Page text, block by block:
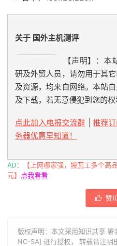
关于 国外主机测评
【声明】：
研及外贸人员，请勿用于其
及资源，均来自网络。本站
及下载，若无意侵犯到您的权
点此加入电报交流群
推荐
务器优惠早知道！
AD：
【上网哪家强，搬瓦工多个
元】
点我看看
 赞(
版权声明：本文采用知识共享
NC-SA] 进行授权， 转载请注明